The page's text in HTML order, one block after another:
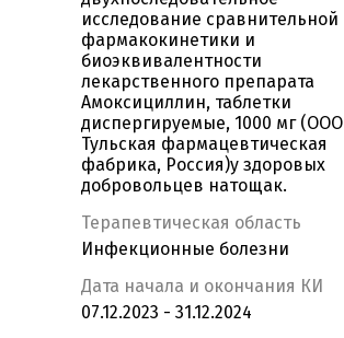
исследование сравнительной
фармакокинетики и
биоэквивалентности
лекарственного препарата
Амоксициллин, таблетки
диспергируемые, 1000 мг (ООО
Тульская фармацевтическая
фабрика, Россия)у здоровых
добровольцев натощак.
Терапевтическая область
Инфекционные болезни
Дата начала и окончания КИ
07.12.2023 - 31.12.2024